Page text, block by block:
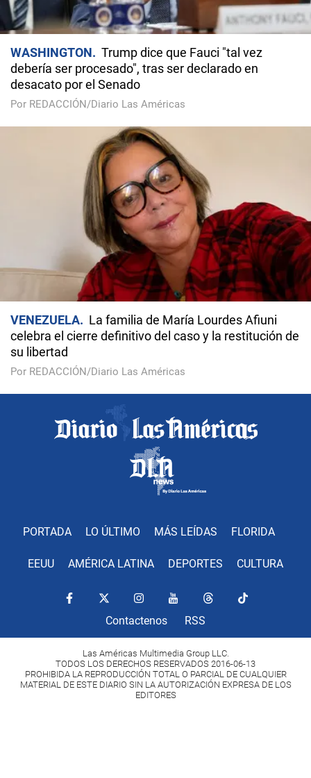
WASHINGTON
Trump dice que Fauci "tal vez
debería ser procesado", tras ser declarado en
desacato por el Senado
Por REDACCIÓN/Diario Las Américas
VENEZUELA
La familia de María Lourdes Afiuni
celebra el cierre definitivo del caso y la restitución de
su libertad
Por REDACCIÓN/Diario Las Américas
PORTADA LO ÚLTIMO MÁS LEÍDAS FLORIDA
EEUU AMÉRICA LATINA DEPORTES CULTURA
Contactenos RSS
Las Américas Multimedia Group LLC.
TODOS LOS DERECHOS RESERVADOS 2016-06-13
PROHIBIDA LA REPRODUCCIÓN TOTAL O PARCIAL DE CUALQUIER
MATERIAL DE ESTE DIARIO SIN LA AUTORIZACIÓN EXPRESA DE LOS
EDITORES